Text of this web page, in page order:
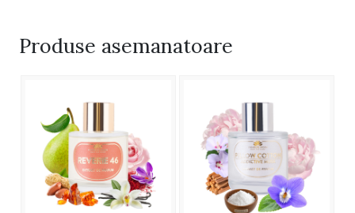
Produse asemanatoare